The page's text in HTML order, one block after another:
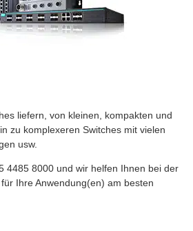
liefern, von kleinen, kompakten und
zu komplexeren Switches mit vielen
usw.
4485 8000 und wir helfen Ihnen bei der
Ihre Anwendung(en) am besten